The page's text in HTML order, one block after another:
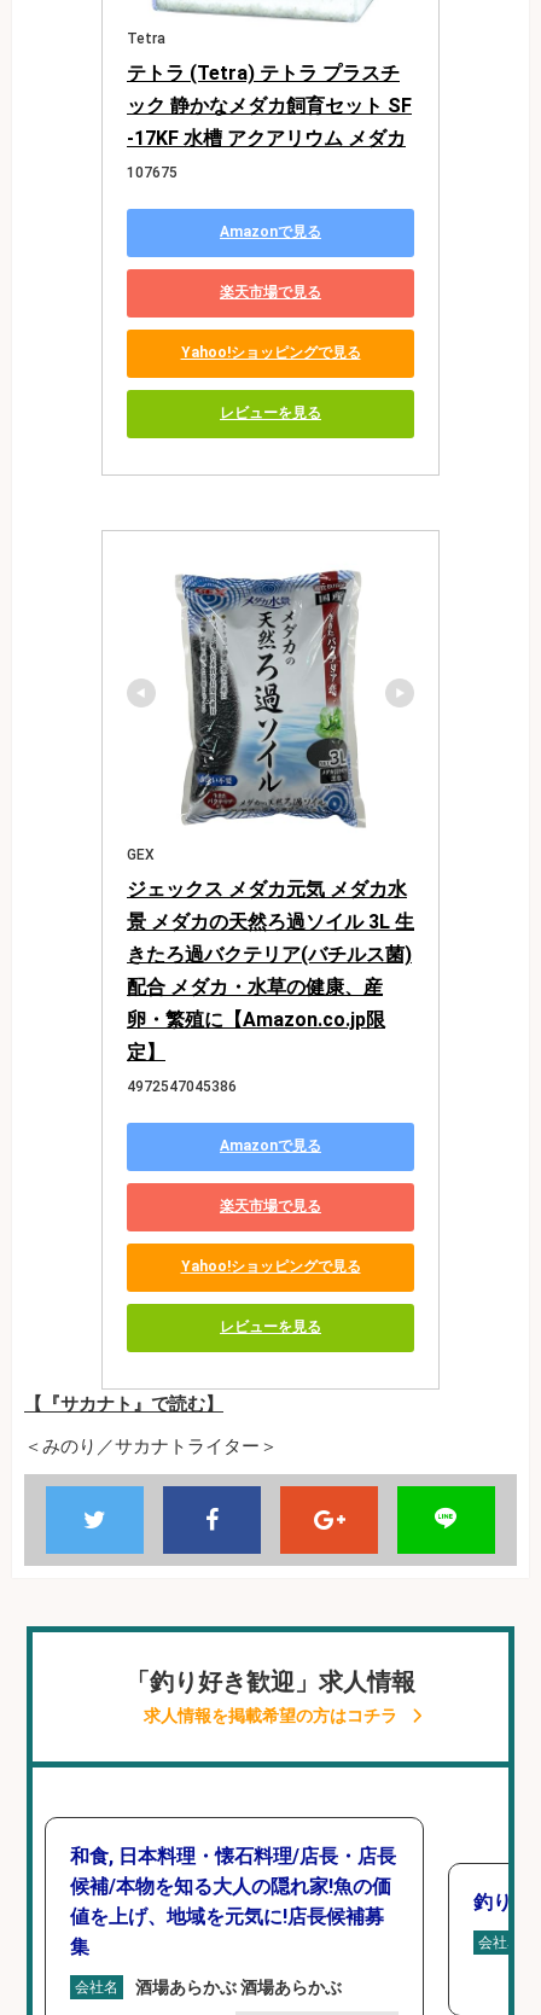
Tetra
テトラ (Tetra) テトラ プラスチ
ック 静かなメダカ飼育セット SF
-17KF 水槽 アクアリウム メダカ
107675
Amazonで見る
楽天市場で見る
Yahoo!ショッピングで見る
レビューを見る
GEX
ジェックス メダカ元気 メダカ水
景 メダカの天然ろ過ソイル 3L 生
きたろ過バクテリア(バチルス菌)
配合 メダカ・水草の健康、産
卵・繁殖に【Amazon.co.jp限
定】
4972547045386
Amazonで見る
楽天市場で見る
Yahoo!ショッピングで見る
レビューを見る
【『サカナト』で読む】
＜みのり／サカナトライター＞
「釣り好き歓迎」求人情報
求人情報を掲載希望の方はコチラ
和食, 日本料理・懐石料理/店長・店長
候補/本物を知る大人の隠れ家!魚の価
値を上げ、地域を元気に!店長候補募
集
会社名 酒場あらかぶ 酒場あらかぶ
釣り具
会社名